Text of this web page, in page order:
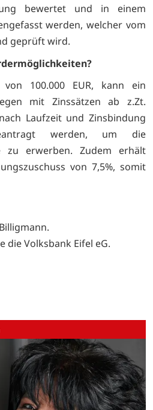
bewertet und in einem
werden, welcher vom
geprüft wird.
100.000 EUR, kann ein
mit Zinssätzen ab z.Zt.
Laufzeit und Zinsbindung
werden, um die
zu erwerben. Zudem erhält
von 7,5%, somit
die Volksbank Eifel eG.